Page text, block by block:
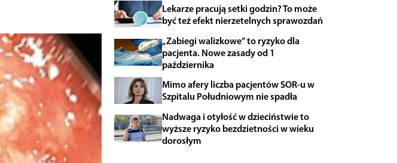
Lekarze pracują setki godzin? To może
być też efekt nierzetelnych sprawozdań
„Zabiegi walizkowe” to ryzyko dla
pacjenta. Nowe zasady od 1
października
Mimo afery liczba pacjentów SOR-u w
Szpitalu Południowym nie spadła
Nadwaga i otyłość w dzieciństwie to
wyższe ryzyko bezdzietności w wieku
dorosłym